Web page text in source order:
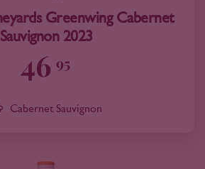
Greenwing Cabernet
Sauvignon 2023
46 95
Cabernet Sauvignon